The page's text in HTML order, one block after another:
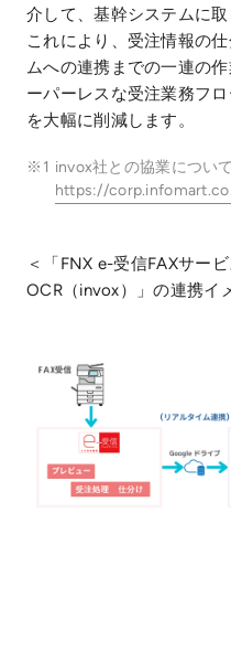
介して、基幹システムに取
これにより、受注情報の
ムへの連携までの一連の
ーパーレスな受注業務フ
を大幅に削減します。
※1 invox社との協業につい
https://
＜「FNX e-受信FAXサー
OCR（invox）」の連携イ